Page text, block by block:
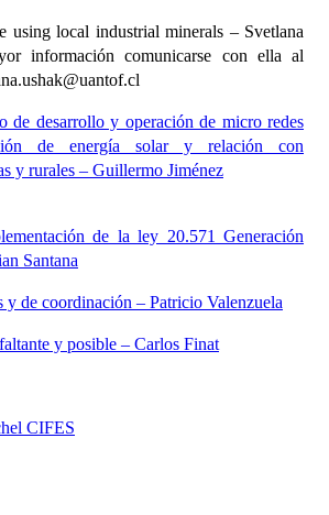
using local industrial minerals – Svetlana
información comunicarse con ella al
de desarrollo y operación de micro redes
de energía solar y relación con
y rurales – Guillermo Jiménez
de la ley 20.571 Generación
Santana
y de coordinación – Patricio Valenzuela
y posible – Carlos Finat